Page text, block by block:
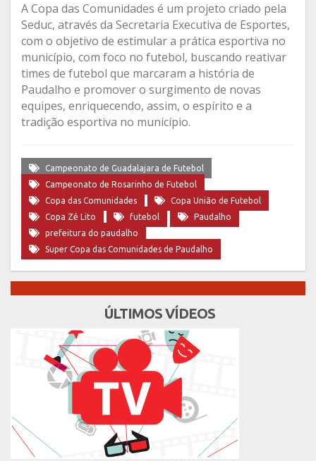
A Copa das Comunidades é um projeto criado pela
Seduc, através da Secretaria Executiva de Esportes,
com o objetivo de estimular a prática esportiva no
município, com foco no futebol, buscando reativar
times de futebol que marcaram a história de
Paudalho e promover o surgimento de novas
equipes, enriquecendo, assim, o espírito e a
tradição esportiva no município.
Campeonato de Guadalajara de Futebol
Campeonato de Rosarinho de Futebol
Copa das Comunidades
Copa União de Futebol
Copa Zé Lito
futebol
Paudalho
prefeitura do paudalho
Super Copa das Comunidades de Paudalho
ÚLTIMOS VÍDEOS